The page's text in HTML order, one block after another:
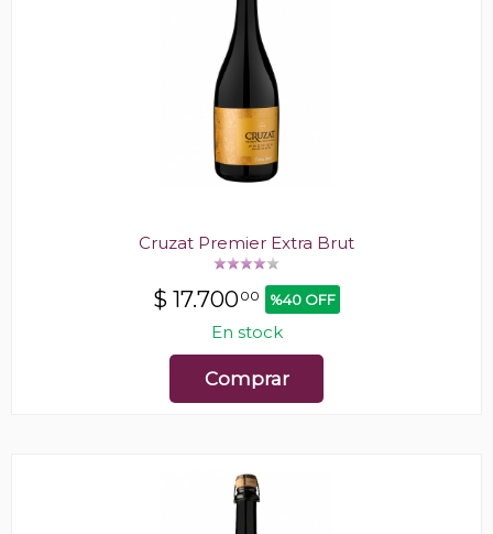
Cruzat Premier Extra Brut
$ 17.70000 %40 OFF
En stock
Comprar